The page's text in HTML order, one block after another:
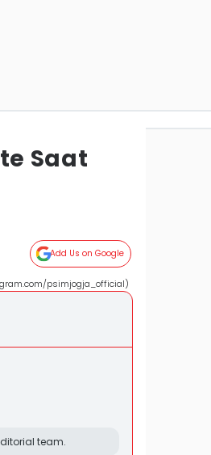
Saat
Add Us on Google
psimjogja_official)
team.